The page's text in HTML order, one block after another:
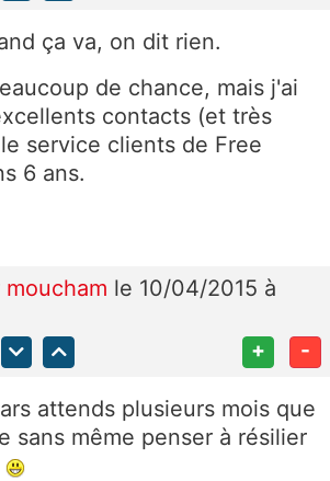
ça va, on dit rien.
de chance, mais j'ai
contacts (et très
service clients de Free
6 ans.
moucham le 10/04/2015 à
+ -
attends plusieurs mois que
sans même penser à résilier